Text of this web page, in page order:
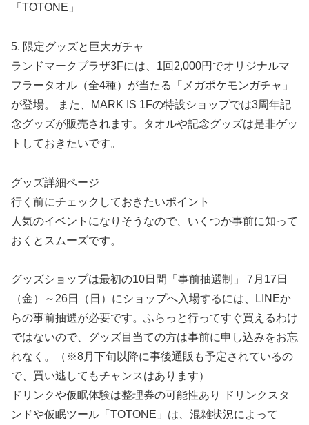
「TOTONE」
5. 限定グッズと巨大ガチャ
ランドマークプラザ3Fには、1回2,000円でオリジナルマ
フラータオル（全4種）が当たる「メガポケモンガチャ」
が登場。 また、MARK IS 1Fの特設ショップでは3周年記
念グッズが販売されます。タオルや記念グッズは是非ゲッ
トしておきたいです。
グッズ詳細ページ
行く前にチェックしておきたいポイント
人気のイベントになりそうなので、いくつか事前に知って
おくとスムーズです。
グッズショップは最初の10日間「事前抽選制」 7月17日
（金）～26日（日）にショップへ入場するには、LINEか
らの事前抽選が必要です。ふらっと行ってすぐ買えるわけ
ではないので、グッズ目当ての方は事前に申し込みをお忘
れなく。（※8月下旬以降に事後通販も予定されているの
で、買い逃してもチャンスはあります）
ドリンクや仮眠体験は整理券の可能性あり ドリンクスタ
ンドや仮眠ツール「TOTONE」は、混雑状況によって